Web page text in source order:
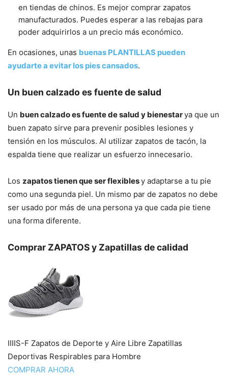
en tiendas de chinos. Es mejor comprar zapatos
manufacturados. Puedes esperar a las rebajas para
poder adquirirlos a un precio más económico.
En ocasiones, unas buenas PLANTILLAS pueden
ayudarte a evitar los pies cansados.
Un buen calzado es fuente de salud
Un buen calzado es fuente de salud y bienestarya que un
buen zapato sirve para prevenir posibles lesiones y
tensión en los músculos. Al utilizar zapatos de tacón, la
espalda tiene que realizar un esfuerzo innecesario.
Los zapatos tienen que ser flexiblesy adaptarse a tu pie
como una segunda piel. Un mismo par de zapatos no debe
ser usado por más de una persona ya que cada pie tiene
una forma diferente.
Comprar ZAPATOS y Zapatillas de calidad
IIIIS-F Zapatos de Deporte y Aire Libre Zapatillas
Deportivas Respirables para Hombre
COMPRAR AHORA